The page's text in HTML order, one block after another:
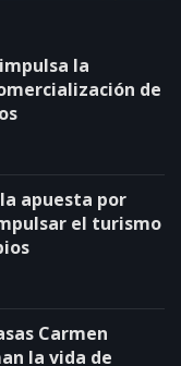
la
de
apuesta por
el turismo
Carmen
la vida de